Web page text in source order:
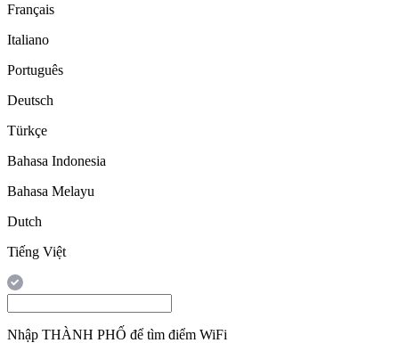
Français
Italiano
Português
Deutsch
Türkçe
Bahasa Indonesia
Bahasa Melayu
Dutch
Tiếng Việt
Nhập THÀNH PHỐ để tìm điểm WiFi